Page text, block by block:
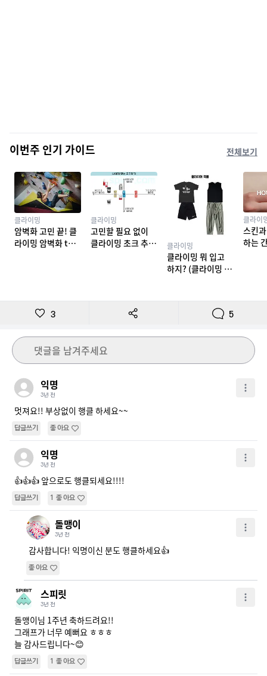
이번주 인기 가이드 전체보기
클라이밍
암벽화 고민 끝! 클
라이밍 암벽화 top
클라이밍
고민할 필요 없이
클라이밍 초크 추천
클라이밍
클라이밍 뭐 입고
하지? (클라이밍 복
클라이
스킨
하는
3 5
댓글을 남겨주세요
익명
3년 전
멋져요!! 부상없이 행클 하세요~~
답글쓰기 좋아요
익명
3년 전
👍👍👍 앞으로도 행클되세요!!!!
답글쓰기 1 좋아요
돌맹이
3년 전
감사합니다! 익명이신 분도 행클하세요👍
좋아요
스피릿
3년 전
돌맹이님 1주년 축하드려요!!
그래프가 너무 예뻐요 ㅎㅎㅎ
늘 감사드립니다~😊
답글쓰기 1 좋아요